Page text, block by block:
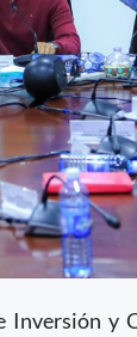
Inversión